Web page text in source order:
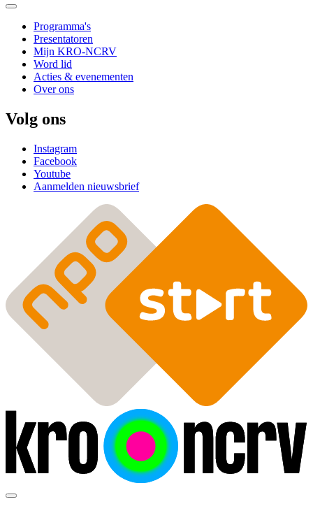
Programma's
Presentatoren
Mijn KRO-NCRV
Word lid
Acties & evenementen
Over ons
Volg ons
Instagram
Facebook
Youtube
Aanmelden nieuwsbrief